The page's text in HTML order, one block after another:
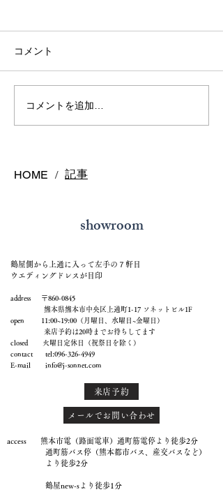
熊本で結婚指輪を選ぶ予
算はどれくらい？相場と
コメント
コメントを追加…
HOME / 記事
showroom
鶴屋側から上通に入って左手の７軒目
ウエディングドレスが目印
address 〒860-0845
熊本県熊本市中央区上通町1-17 ソネットビル1F
open 11:00~19:00（月曜日、水曜日~金曜日）
来店予約は20時までお待ちしてます
closed 火曜日定休日（祝祭日を除く）
contact tel:096-326-4949
E-mail info@j-sonnet.com
来店予約
メールでお問い合わせ
access 熊本市電（路面電車）通町筋電停より徒歩2分
通町筋バス停（熊本都市バス、産交バスなど）
より徒歩2分
鶴屋new-sより徒歩1分